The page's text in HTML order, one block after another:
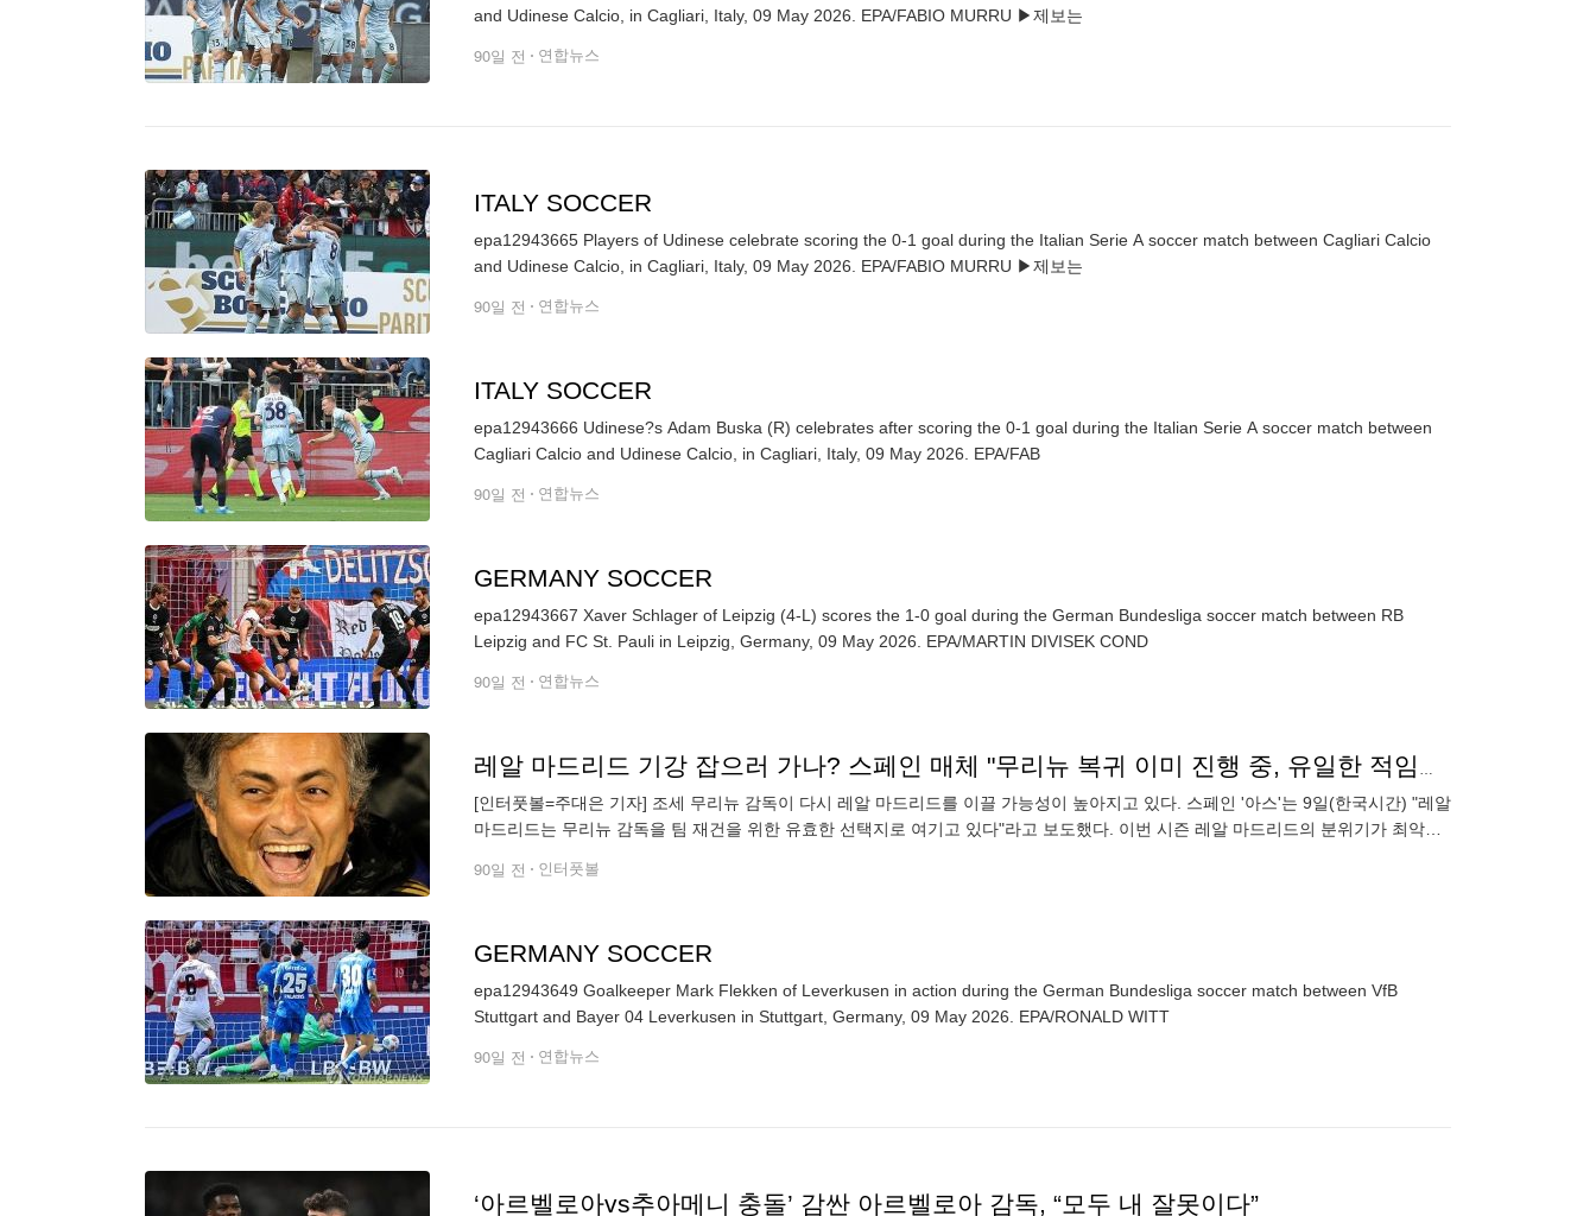
and Udinese Calcio, in Cagliari, Italy, 09 May 2026. EPA/FABIO MURRU ▶제보는
90일 전 연합뉴스
ITALY SOCCER
epa12943665 Players of Udinese celebrate scoring the 0-1 goal during the Italian Serie A soccer match between Cagliari Calcio
and Udinese Calcio, in Cagliari, Italy, 09 May 2026. EPA/FABIO MURRU ▶제보는
90일 전 연합뉴스
ITALY SOCCER
epa12943666 Udinese?s Adam Buska (R) celebrates after scoring the 0-1 goal during the Italian Serie A soccer match between
Cagliari Calcio and Udinese Calcio, in Cagliari, Italy, 09 May 2026. EPA/FAB
90일 전 연합뉴스
GERMANY SOCCER
epa12943667 Xaver Schlager of Leipzig (4-L) scores the 1-0 goal during the German Bundesliga soccer match between RB
Leipzig and FC St. Pauli in Leipzig, Germany, 09 May 2026. EPA/MARTIN DIVISEK COND
90일 전 연합뉴스
레알 마드리드 기강 잡으러 가나? 스페인 매체 "무리뉴 복귀 이미 진행 중, 유일한 적임자로 보고 있어"
[인터풋볼=주대은 기자] 조세 무리뉴 감독이 다시 레알 마드리드를 이끌 가능성이 높아지고 있다. 스페인 '아스'는 9일(한국시간) "레알
마드리드는 무리뉴 감독을 팀 재건을 위한 유효한 선택지로 여기고 있다"라고 보도했다. 이번 시즌 레알 마드리드의 분위기가 최악이
90일 전 인터풋볼
GERMANY SOCCER
epa12943649 Goalkeeper Mark Flekken of Leverkusen in action during the German Bundesliga soccer match between VfB
Stuttgart and Bayer 04 Leverkusen in Stuttgart, Germany, 09 May 2026. EPA/RONALD WITT
90일 전 연합뉴스
‘아르벨로아vs추아메니 충돌’ 감싼 아르벨로아 감독, “모두 내 잘못이다”